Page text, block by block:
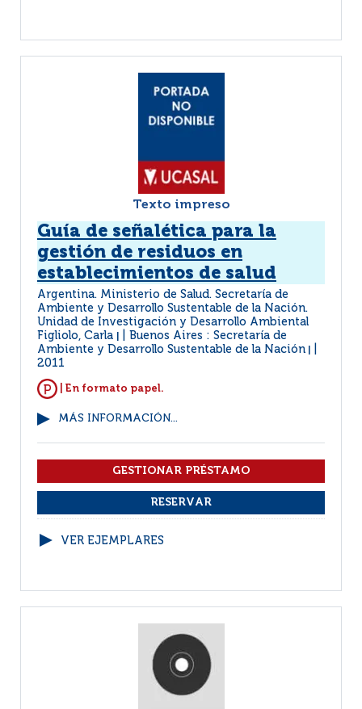
Texto impreso
Guía de señalética para la
gestión de residuos en
establecimientos de salud
Argentina. Ministerio de Salud. Secretaría de
Ambiente y Desarrollo Sustentable de la Nación.
Unidad de Investigación y Desarrollo Ambiental
Figliolo, Carla
Buenos Aires : Secretaría de
Ambiente y Desarrollo Sustentable de la Nación
2011
| En formato papel.
MÁS INFORMACIÓN...
VER EJEMPLARES